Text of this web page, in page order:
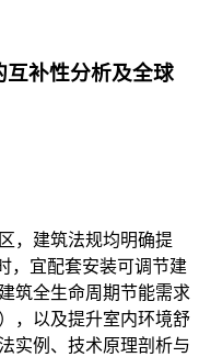
补性分析及全球
，建筑法规均明确提
，宜配套安装可调节建
筑全生命周期节能需求
，以及提升室内环境舒
实例、技术原理剖析与